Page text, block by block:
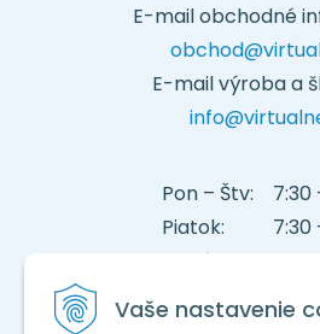
Vaše nastavenie
E-mail obchodné
E-mail výroba a
Pon – Štv: 7:30
Piatok: 7:30 –
Telefón: 045
E-mail: